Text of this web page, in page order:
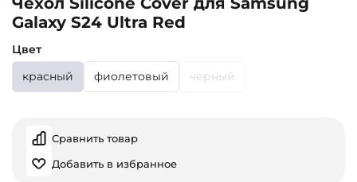
Galaxy S24 Ultra Red
Цвет
красный
фиолетовый черный
Сравнить товар
Добавить в избранное